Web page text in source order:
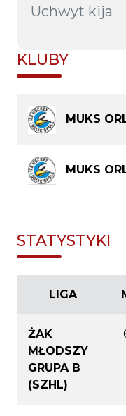
Uchwyt kija
KLUBY
MUKS
MUKS
STATYSTYKI
LIGA
ŻAK
MŁODSZY
GRUPA B
(SZHL)